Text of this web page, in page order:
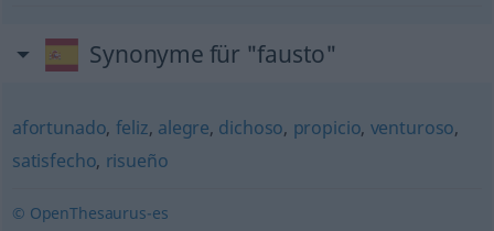
Synonyme für "fausto"
afortunado, feliz, alegre, dichoso, propicio, venturoso,
satisfecho, risueño
© OpenThesaurus-es